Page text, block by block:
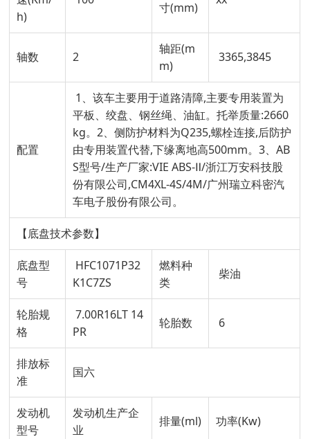
h)
寸(mm)
轴数 2
轴距(m
m)
3365,3845
配置
1、该车主要用于道路清障,主要专用装置为
平板、绞盘、钢丝绳、油缸。托举质量:2660
kg。2、侧防护材料为Q235,螺栓连接,后防护
由专用装置代替,下缘离地高500mm。3、AB
S型号/生产厂家:VIE ABS-Ⅱ/浙江万安科技股
份有限公司,CM4XL-4S/4M/广州瑞立科密汽
车电子股份有限公司。
【底盘技术参数】
底盘型
号
HFC1071P32
K1C7ZS
燃料种
类
柴油
轮胎规
格
7.00R16LT 14
PR
轮胎数 6
排放标
准
国六
发动机
型号
发动机生产企
业
排量(ml) 功率(Kw)